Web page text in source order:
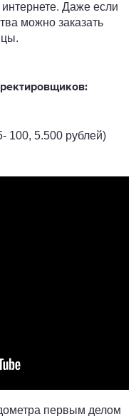
Даже если
можно заказать
100, 5.500 рублей)
первым делом